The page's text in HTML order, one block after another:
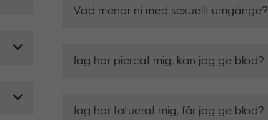
Vad menar ni med sexuellt umgänge?
Jag har piercat mig, kan jag ge blod?
Jag har tatuerat mig, får jag ge blod?